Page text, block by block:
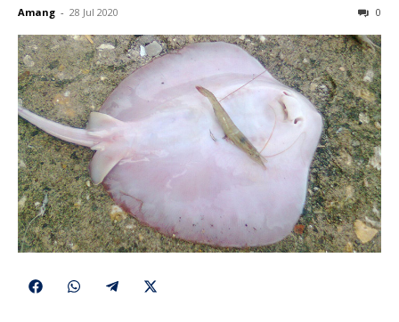
Amang - 28 Jul 2020 0
Share
Share
Share